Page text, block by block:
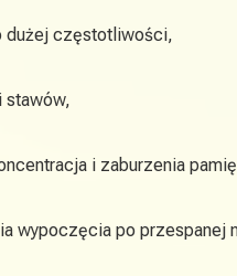
dużej częstotliwości,
stawów,
i zaburzenia
wypoczęcia po przespanej